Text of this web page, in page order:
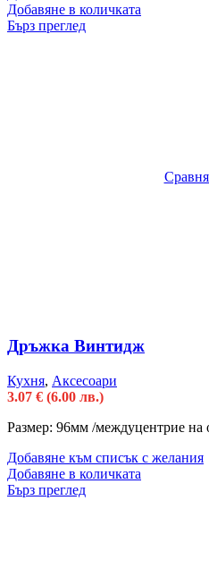
Добавяне в количката
Бърз преглед
Дръжка Винтидж
Кухня, Аксесоари
3.07 € (6.00 лв.)
Размер: 96мм /междуцентрие на
Добавяне към списък с желания
Добавяне в количката
Бърз преглед